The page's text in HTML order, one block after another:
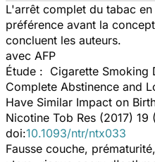
L'arrêt complet du tabac
préférence avant la
concluent les auteurs.
avec AFP
Étude : Cigarette Smoking
Complete Abstinence and
Have Similar Impact on
Nicotine Tob Res (2017) 19
doi:10.1093/ntr/ntx033
Fausse couche,